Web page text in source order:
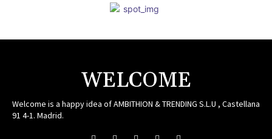
WELCOME
Welcome is a happy idea of AMBITHION & TRENDING S.L.U , Castellana
91 4-1. Madrid.